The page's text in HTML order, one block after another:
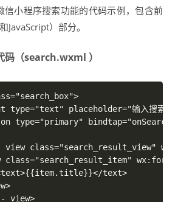
信小程序搜索功能的代码示例，包含前
JavaScript）部分。
码（search.wxml ）
type="text" placeholder="输入搜索
type="primary"
class="search_result_view"
class="search_result_item"
text>
view>